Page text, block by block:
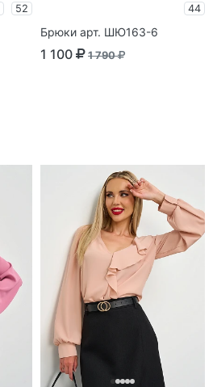
52 44
Брюки арт. ШЮ163-6
1 100 1 790